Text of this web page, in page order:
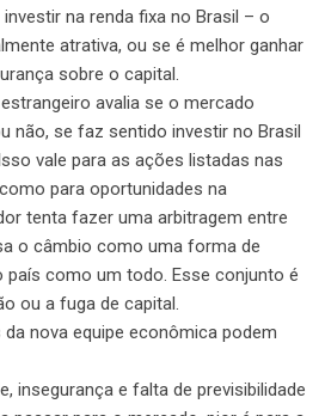
na renda fixa no Brasil – o
atrativa, ou se é melhor ganhar
sobre o capital.
avalia se o mercado
não, se faz sentido investir no Brasil
vale para as ações listadas nas
para oportunidades na
tenta fazer uma arbitragem entre
o câmbio como uma forma de
país como um todo. Esse conjunto é
ou a fuga de capital.
nova equipe econômica podem
insegurança e falta de previsibilidade